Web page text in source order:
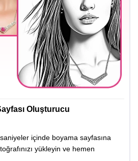
Oluşturucu
içinde boyama sayfasına
yükleyin ve hemen